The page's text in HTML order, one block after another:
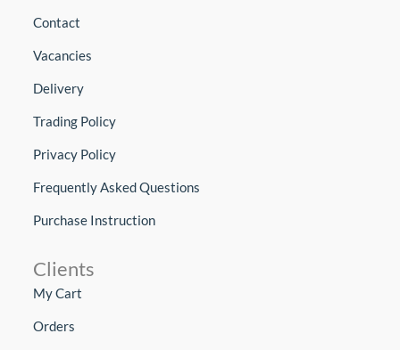
Contact
Vacancies
Delivery
Trading Policy
Privacy Policy
Frequently Asked Questions
Purchase Instruction
Clients
My Cart
Orders